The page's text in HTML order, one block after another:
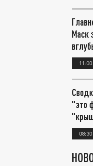
Маск
11:00
"это
08:30